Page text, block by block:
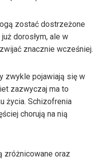
zostać dostrzeżone
dorosłym, ale w
znacznie wcześniej.
zwykle pojawiają się w
zazwyczaj ma to
życia. Schizofrenia
chorują na nią
zróżnicowane oraz